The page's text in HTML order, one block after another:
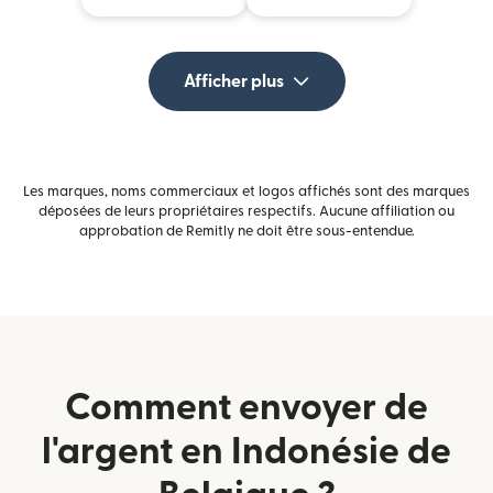
Afficher plus
Les marques, noms commerciaux et logos affichés sont des marques
déposées de leurs propriétaires respectifs. Aucune affiliation ou
approbation de Remitly ne doit être sous-entendue.
Comment envoyer de
l'argent en Indonésie de